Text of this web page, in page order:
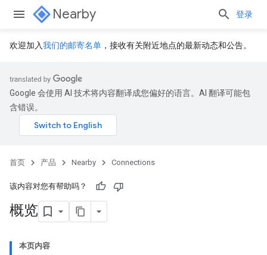
Nearby 登录
欢迎加入我们的邮寄名单 ，接收有关附近地点的最新动态和公告。
Google 会使用 AI 技术将内容翻译成您偏好的语言。AI 翻译可能包
含错误。
首页 产品 Nearby Connections
该内容对您有帮助吗？
概览
本页内容